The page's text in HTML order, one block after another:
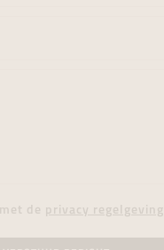
de privacy regelgeving